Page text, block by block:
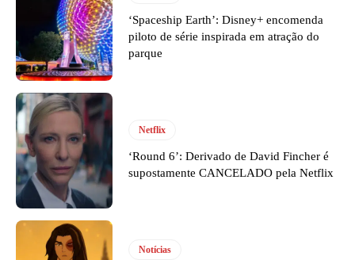
‘Spaceship Earth’: Disney+ encomenda
piloto de série inspirada em atração do
parque
Netflix
‘Round 6’: Derivado de David Fincher é
supostamente CANCELADO pela Netflix
Notícias